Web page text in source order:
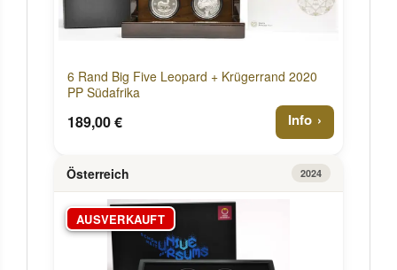
6 Rand Big Five Leopard + Krügerrand 2020
PP Südafrika
189,00 € Info
Österreich 2024
AUSVERKAUFT